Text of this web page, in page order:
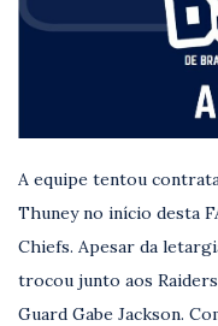
A equipe tentou
Thuney no início desta
Chiefs. Apesar da
trocou junto aos
Guard Gabe Jackson.